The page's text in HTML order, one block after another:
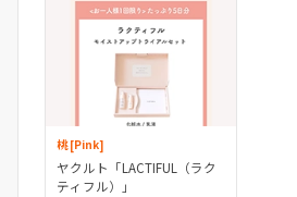
桃 [Pink]
ヤクルト「LACTIFUL（ラク
ティフル）」